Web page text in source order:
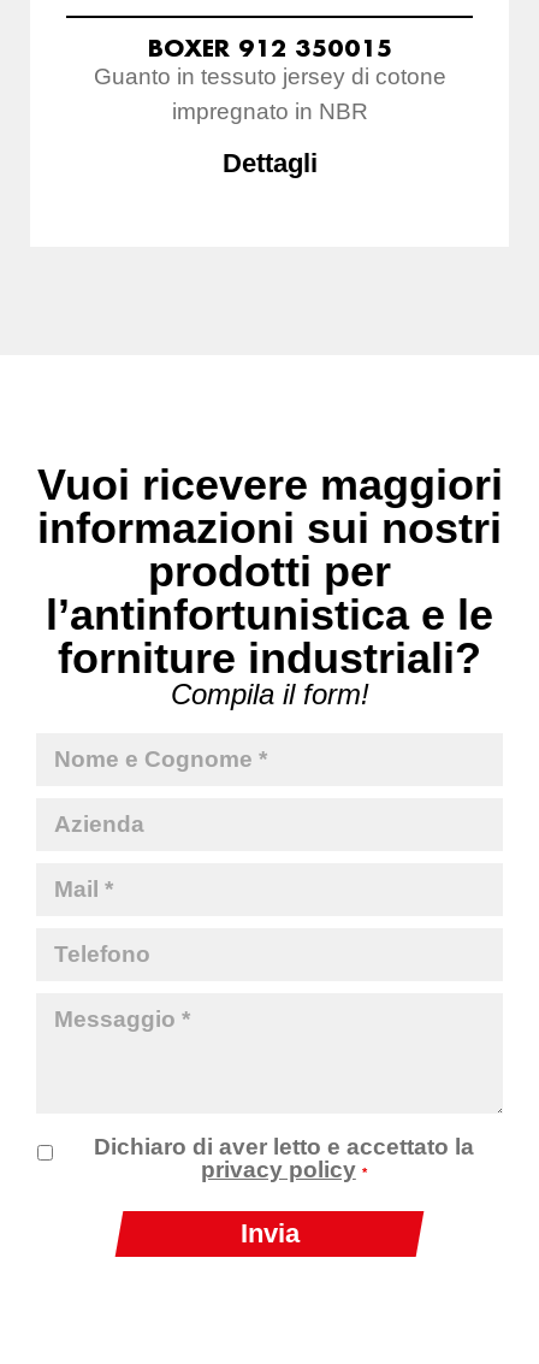
BOXER 912 350015
Guanto in tessuto jersey di cotone
impregnato in NBR
Dettagli
Vuoi ricevere maggiori
informazioni sui nostri
prodotti per
l’antinfortunistica e le
forniture industriali?
Compila il form!
Dichiaro di aver letto e accettato la
privacy policy *